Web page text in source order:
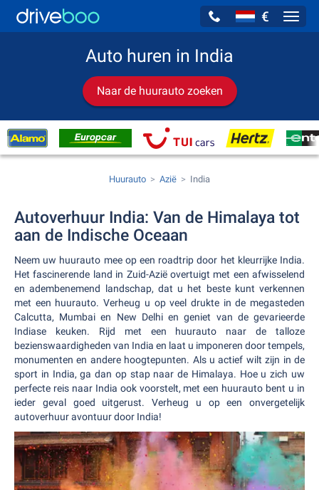
€
Auto huren in India
Naar de huurauto zoeken
Huurauto Azië India
Autoverhuur India: Van de Himalaya tot
aan de Indische Oceaan
Neem uw huurauto mee op een roadtrip door het kleurrijke India.
Het fascinerende land in Zuid-Azië overtuigt met een afwisselend
en adembenemend landschap, dat u het beste kunt verkennen
met een huurauto. Verheug u op veel drukte in de megasteden
Calcutta, Mumbai en New Delhi en geniet van de gevarieerde
Indiase keuken. Rijd met een huurauto naar de talloze
bezienswaardigheden van India en laat u imponeren door tempels,
monumenten en andere hoogtepunten. Als u actief wilt zijn in de
sport in India, ga dan op stap naar de Himalaya. Hoe u zich uw
perfecte reis naar India ook voorstelt, met een huurauto bent u in
ieder geval goed uitgerust. Verheug u op een onvergetelijk
autoverhuur avontuur door India!